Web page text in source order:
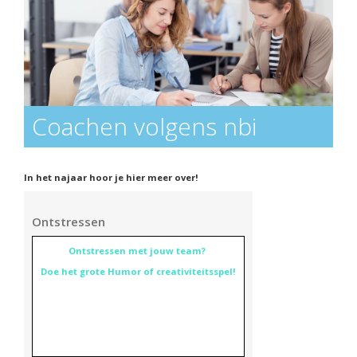
Coachen volgens nbi
In het najaar hoor je hier meer over!
Ontstressen
Ontstressen met jouw team?
Doe het grote Humor of creativiteitsspel!